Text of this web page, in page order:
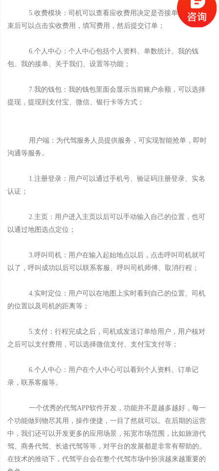
5.收费模块：司机可以查看应收费用决定是否接单，行程结
束后可以点击实收费用，填写费用，然后提交订单；
6.个人中心：个人中心包括个人资料、单数统计、我的钱
包、我的接单、关于我们、设置等功能；
7.我的钱包：我的钱包里面会显示当前账户余额，可以选择
提现，提现到支付宝、微信、银行卡等方式；
用户端：为代驾服务人员提供服务，可实现智能抢单，即时
沟通等服务。
1.注册登录：用户可以通过手机号、验证码注册登录、实名
认证；
2.主页：用户进入主页以后可以手动输入自己的位置，也可
以通过地图选点定位；
3.呼叫司机：用户在输入起始地点以后，点击呼叫司机就可
以了，呼叫成功以后可以联系客服、呼叫司机师傅、取消行程；
4.实时定位：用户可以在地图上实时看到自己的位置、司机
的位置以及司机的距离等；
5.支付：行程完成之后，司机或发送订单给用户，用户核对
之后可以支付费用，可以选择微信支付、支付宝支付等；
6.个人中心：用户在个人中心可以看到个人资料、订单记
录，联系客服等。
一个优秀的代驾APP软件开发，功能并不是越多越好，每一
个功能做到物尽其用，操作便捷，一目了然就可以。在后期的运营
中，我们还可以开发更多的应用场景，拓宽市场范围，比如旅游代
驾、商务代驾、长途代驾等等，对平台的发展都是非常有帮助的。
在技术的推动下，代驾平台会在整个代驾市场中扮演越来越重要的